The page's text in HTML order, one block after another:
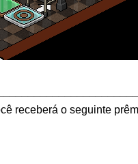
receberá o seguinte